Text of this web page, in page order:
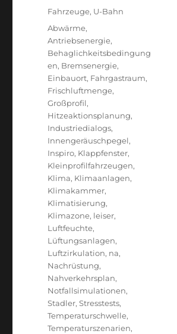
am
Kategorien
Fahrzeuge, U-Bahn
Schlagwörter
Abwärme,
Antriebsenergie,
Behaglichkeitsbedingung
en, Bremsenergie,
Einbauort, Fahrgastraum,
Frischluftmenge,
Großprofil,
Hitzeaktionsplanung,
Industriedialogs,
Innengeräuschpegel,
Inspiro, Klappfenster,
Kleinprofilfahrzeugen,
Klima, Klimaanlagen,
Klimakammer,
Klimatisierung,
Klimazone, leiser,
Luftfeuchte,
Lüftungsanlagen,
Luftzirkulation, na,
Nachrüstung,
Nahverkehrsplan,
Notfallsimulationen,
Stadler,Stresstests,
Temperaturschwelle,
Temperaturszenarien,